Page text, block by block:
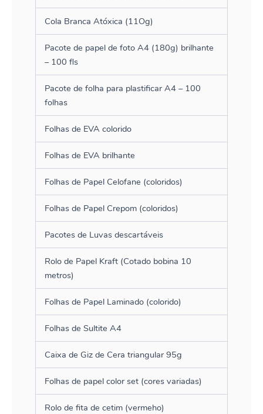
Cola Branca Atóxica (11Og)
Pacote de papel de foto A4 (180g) brilhante
– 100 fls
Pacote de folha para plastificar A4 – 100
folhas
Folhas de EVA colorido
Folhas de EVA brilhante
Folhas de Papel Celofane (coloridos)
Folhas de Papel Crepom (coloridos)
Pacotes de Luvas descartáveis
Rolo de Papel Kraft (Cotado bobina 10
metros)
Folhas de Papel Laminado (colorido)
Folhas de Sultite A4
Caixa de Giz de Cera triangular 95g
Folhas de papel color set (cores variadas)
Rolo de fita de cetim (vermeho)